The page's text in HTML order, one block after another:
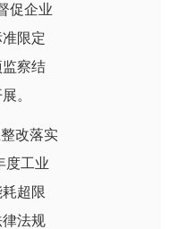
促企业
限定
察结
。
改落实
度工业
超限
法规